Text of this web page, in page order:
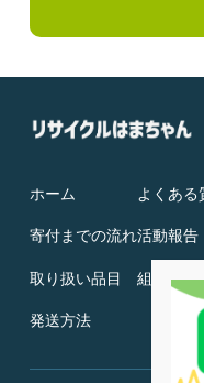
ホーム
寄付までの流れ
取り扱い品目
発送方法
よくある
活動報告
組織概要